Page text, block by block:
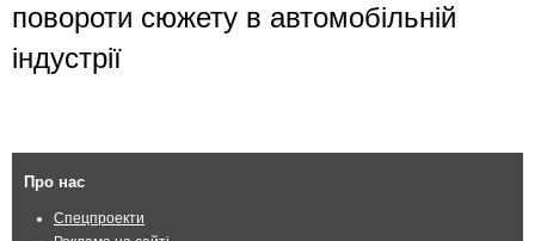
повороти сюжету в автомобільній
індустрії
Про нас
Спецпроекти